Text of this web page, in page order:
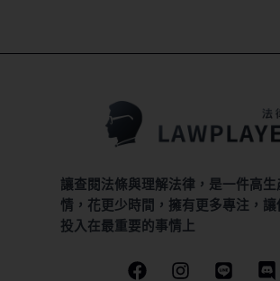
讓查閱法條與理解法律，是一件高生
情，花更少時間，擁有更多專注，讓
投入在最重要的事情上